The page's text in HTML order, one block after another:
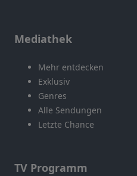
Mediathek
Mehr entdecken
Exklusiv
Genres
Alle Sendungen
Letzte Chance
TV Programm